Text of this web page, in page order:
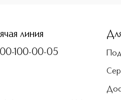
линия
100-00-05